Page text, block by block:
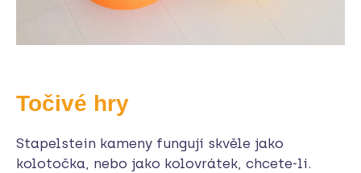
Točivé hry
Stapelstein kameny fungují skvěle jako
kolotočka, nebo jako kolovrátek, chcete-li.